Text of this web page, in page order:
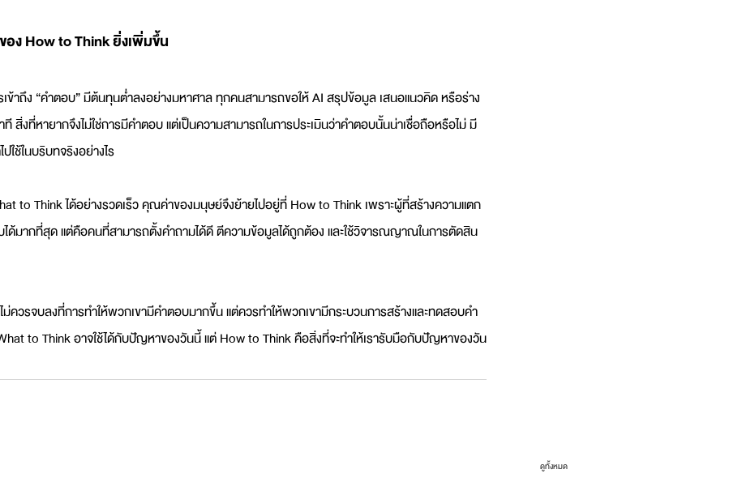
ง How to Think ยิ่งเพิ่มขึ้น
าถึง “คำตอบ” มีต้นทุนต่ำลงอย่างมหาศาล ทุกคนสามารถขอให้ AI สรุปข้อมูล เสนอแนวคิด หรือร่าง
ที สิ่งที่หายากจึงไม่ใช่การมีคำตอบ แต่เป็นความสามารถในการประเมินว่าคำตอบนั้นน่าเชื่อถือหรือไม่ มี
ใช้ในบริบทจริงอย่างไร
to Think ได้อย่างรวดเร็ว คุณค่าของมนุษย์จึงย้ายไปอยู่ที่ How to Think เพราะผู้ที่สร้างความแตก
ได้มากที่สุด แต่คือคนที่สามารถตั้งคำถามได้ดี ตีความข้อมูลได้ถูกต้อง และใช้วิจารณญาณในการตัดสิน
วรจบลงที่การทำให้พวกเขามีคำตอบมากขึ้น แต่ควรทำให้พวกเขามีกระบวนการสร้างและทดสอบคำ
to Think อาจใช้ได้กับปัญหาของวันนี้ แต่ How to Think คือสิ่งที่จะทำให้เรารับมือกับปัญหาของวัน
ดูทั้งหมด